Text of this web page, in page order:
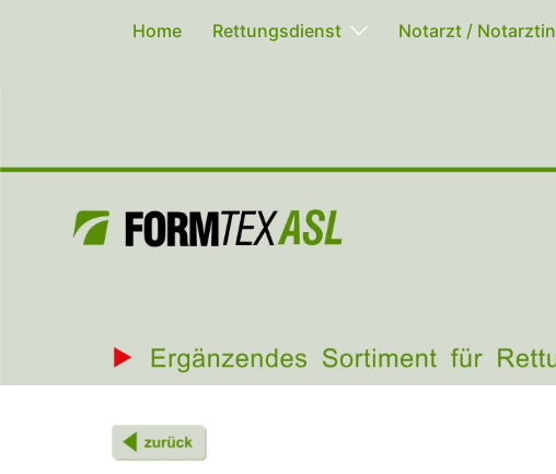
Home Rettungsdienst Notarzt / Notarztin